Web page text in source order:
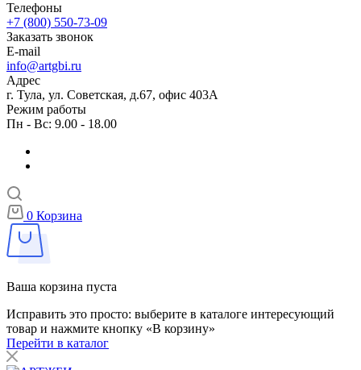
Телефоны
+7 (800) 550-73-09
Заказать звонок
E-mail
info@artgbi.ru
Адрес
г. Тула, ул. Советская, д.67, офис 403А
Режим работы
Пн - Вс: 9.00 - 18.00
0 Корзина
Ваша корзина пуста
Исправить это просто: выберите в каталоге интересующий
товар и нажмите кнопку «В корзину»
Перейти в каталог